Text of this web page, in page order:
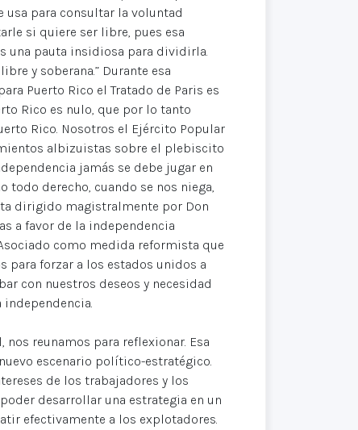
para consultar la voluntad
si quiere ser libre, pues esa
una pauta insidiosa para dividirla.
y soberana.” Durante esa
Puerto Rico el Tratado de Paris es
Rico es nulo, que por lo tanto
Rico. Nosotros el Ejército Popular
albizuistas sobre el plebiscito
jamás se debe jugar en
todo derecho, cuando se nos niega,
dirigido magistralmente por Don
a favor de la independencia
como medida reformista que
para forzar a los estados unidos a
con nuestros deseos y necesidad
reunamos para reflexionar. Esa
escenario político-estratégico.
de los trabajadores y los
desarrollar una estrategia en un
efectivamente a los explotadores.